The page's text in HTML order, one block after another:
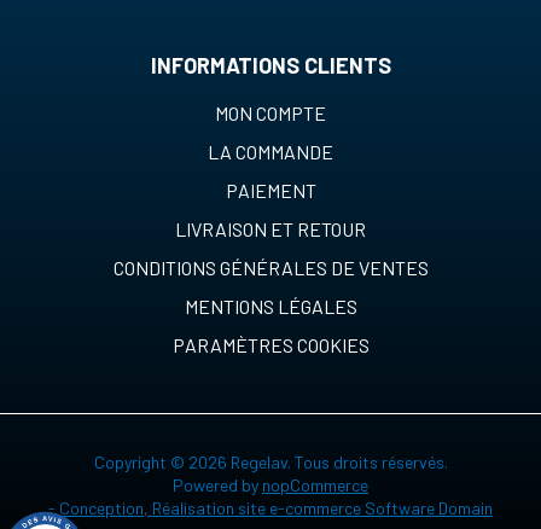
INFORMATIONS CLIENTS
MON COMPTE
LA COMMANDE
PAIEMENT
LIVRAISON ET RETOUR
CONDITIONS GÉNÉRALES DE VENTES
MENTIONS LÉGALES
PARAMÈTRES COOKIES
Copyright © 2026 Regelav. Tous droits réservés.
Powered by nopCommerce
- Conception, Réalisation site e-commerce Software Domain